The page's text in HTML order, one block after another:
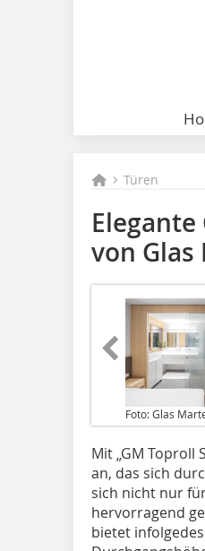
Türen
Elegante
von Glas
Foto: Glas
Mit „GM Toproll
an, das sich
sich nicht nur
hervorragend
bietet